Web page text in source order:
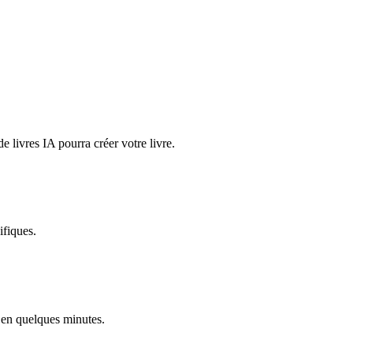
livres IA pourra créer votre livre.
quelques minutes.